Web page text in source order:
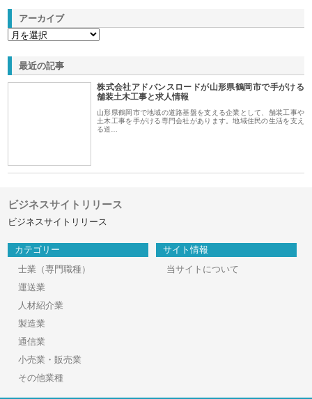
アーカイブ
最近の記事
株式会社アドバンスロードが山形県鶴岡市で手がける
舗装土木工事と求人情報
山形県鶴岡市で地域の道路基盤を支える企業として、舗装工事や
土木工事を手がける専門会社があります。地域住民の生活を支え
る道…
ビジネスサイトリリース
ビジネスサイトリリース
カテゴリー
士業（専門職種）
運送業
人材紹介業
製造業
通信業
小売業・販売業
その他業種
サイト情報
当サイトについて